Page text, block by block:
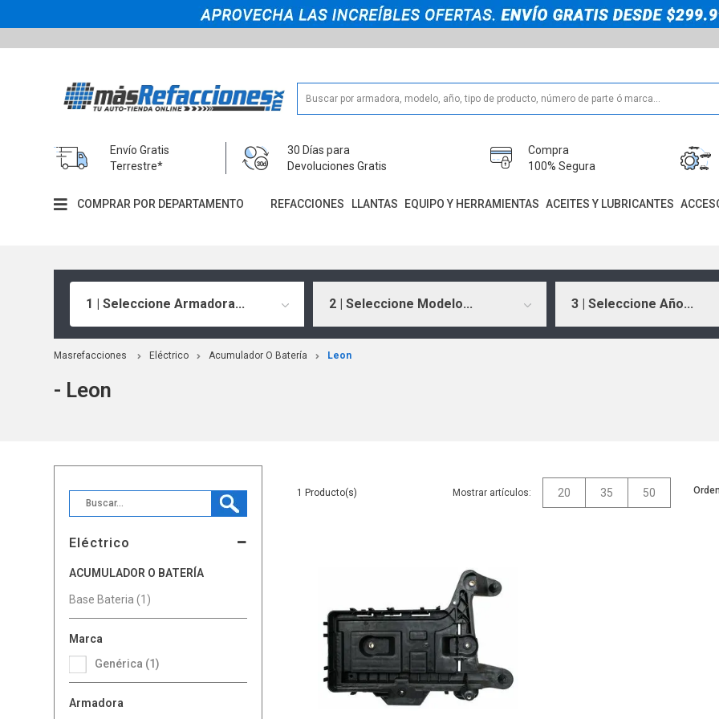
Envío Gratis
Terrestre*
30 Días para
Devoluciones Gratis
Compra
100% Segura
COMPRAR POR DEPARTAMENTO REFACCIONES LLANTAS EQUIPO Y HERRAMIENTAS ACEITES Y LUBRICANTES
1 | Seleccione Armadora... 2 | Seleccione Modelo... 3 | Seleccione Año...
Masrefacciones Eléctrico Acumulador O Batería Leon
- Leon
Eléctrico
ACUMULADOR O BATERÍA
Base Bateria (1)
Marca
Genérica (1)
Armadora
1 Mostrar artículos: 20 35 50